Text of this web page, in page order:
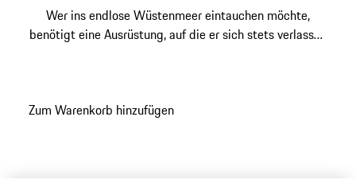
Wer ins endlose Wüstenmeer eintauchen möchte,
benötigt eine Ausrüstung, auf die er sich stets verlassen
Zum Warenkorb hinzufügen